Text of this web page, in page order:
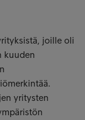
joille oli
kuuden
yritysten